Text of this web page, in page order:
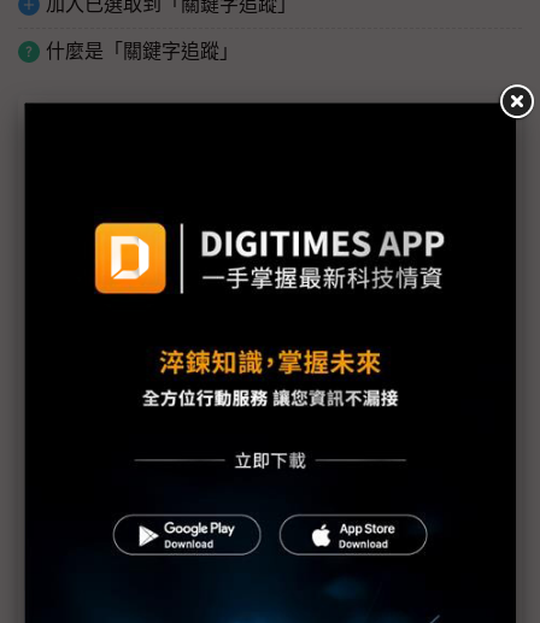
加入已選取到「關鍵字追蹤」
什麼是「關鍵字追蹤」
美大選前關頭 共和黨廢晶片法一說掀譁然
川普若入主白宮 國發會：台商將加速移動
美大選在即廠商各有盤算 明年上半PC淡季不淡？